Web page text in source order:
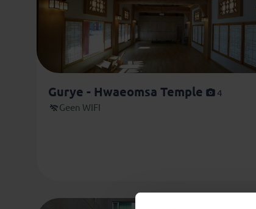
Gurye - Hwaeomsa Temple
4
Geen WIFI